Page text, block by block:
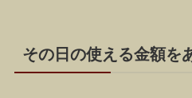
その日の使える金額を